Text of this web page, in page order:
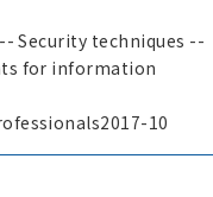
Security techniques --
for information
10